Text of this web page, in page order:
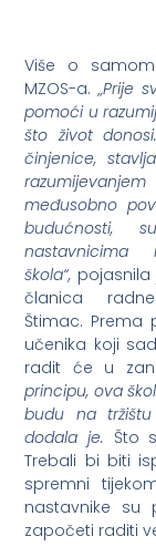
Više o
MZOS-a.„Prije
pomoći u
što život
činjenice,
međusobno
budućnosti,
škola“, pojasnila
članica
Štimac. Prema
učenika koji
radit će u
principu, ova
budu na
dodala je. Što
Trebali bi biti
spremni
nastavnike su
započeti raditi